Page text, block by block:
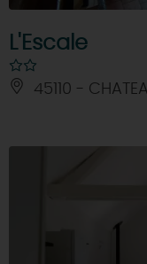
L'Escale
45110 -